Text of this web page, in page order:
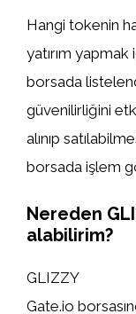
Hangi tokenin
yatırım
borsada
güvenilirliğini
alınıp
borsada işlem
Nereden
alabilirim?
GLIZZY
Gate.io